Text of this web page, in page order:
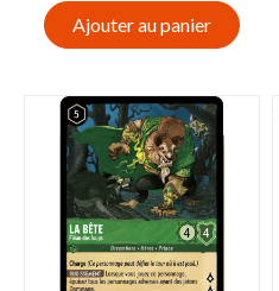
Ajouter au panier